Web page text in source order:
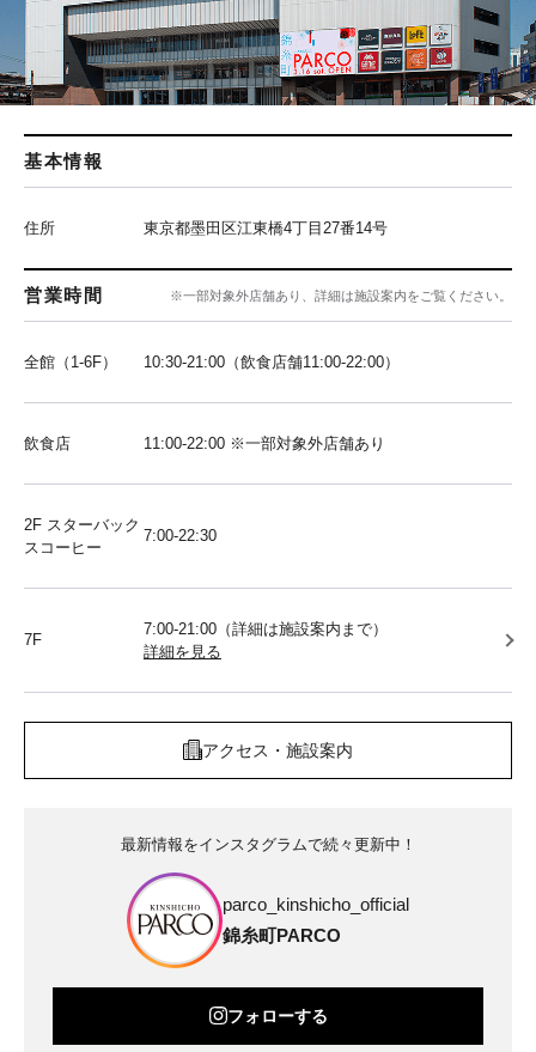
基本情報
住所 東京都墨田区江東橋4丁目27番14号
営業時間 ※一部対象外店舗あり、詳細は施設案内をご覧ください。
全館（1-6F） 10:30-21:00（飲食店舗11:00-22:00）
飲食店 11:00-22:00 ※一部対象外店舗あり
2F スターバック
スコーヒー
7:00-22:30
7F
7:00-21:00（詳細は施設案内まで）
詳細を見る
アクセス・施設案内
最新情報をインスタグラムで続々更新中！
parco_kinshicho_official
錦糸町PARCO
フォローする